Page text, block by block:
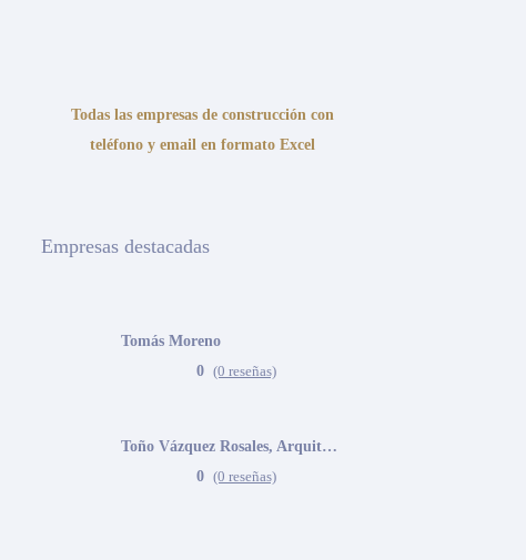
Todas las empresas de construcción con
teléfono y email en formato Excel
Empresas destacadas
Tomás Moreno
0 (0 reseñas)
Toño Vázquez Rosales, Arquitecto
0 (0 reseñas)